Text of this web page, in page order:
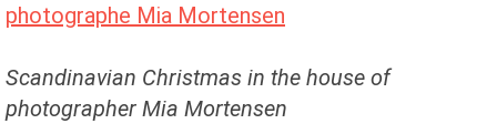
photographe Mia Mortensen
Scandinavian Christmas in the house of
photographer Mia Mortensen